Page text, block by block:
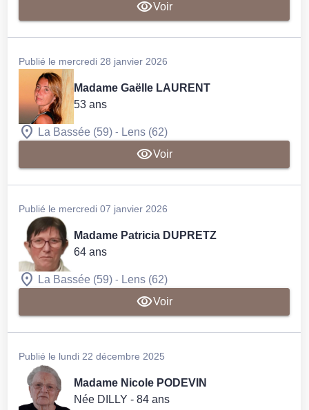
Voir
Publié le mercredi 28 janvier 2026
Madame Gaëlle LAURENT
53 ans
La Bassée (59) - Lens (62)
Voir
Publié le mercredi 07 janvier 2026
Madame Patricia DUPRETZ
64 ans
La Bassée (59) - Lens (62)
Voir
Publié le lundi 22 décembre 2025
Madame Nicole PODEVIN
Née DILLY - 84 ans